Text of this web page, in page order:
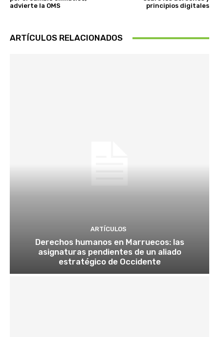
advierte la OMS
principios digitales
ARTÍCULOS RELACIONADOS
ARTÍCULOS
Derechos humanos en Marruecos: las
asignaturas pendientes de un aliado
estratégico de Occidente